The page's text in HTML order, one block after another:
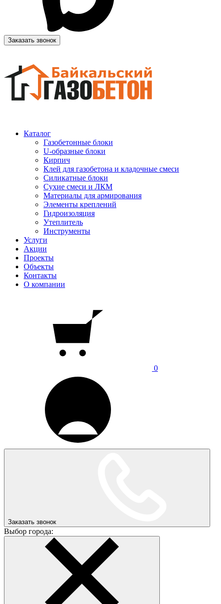
Заказать звонок
Каталог
Газобетонные блоки
U-образные блоки
Кирпич
Клей для газобетона и кладочные смеси
Силикатные блоки
Сухие смеси и ЛКМ
Материалы для армирования
Элементы креплений
Гидроизоляция
Утеплитель
Инструменты
Услуги
Акции
Проекты
Объекты
Контакты
О компании
0
Заказать звонок
Выбор города: